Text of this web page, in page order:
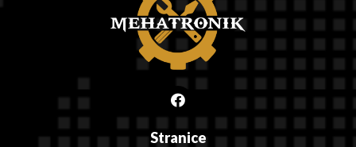
Stranice